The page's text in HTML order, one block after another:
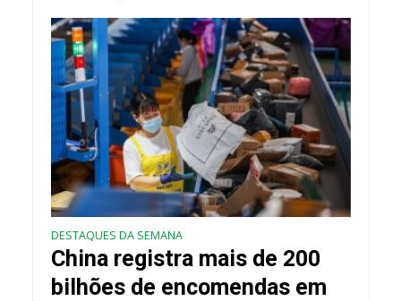
DESTAQUES DA SEMANA
China registra mais de 200
bilhões de encomendas em